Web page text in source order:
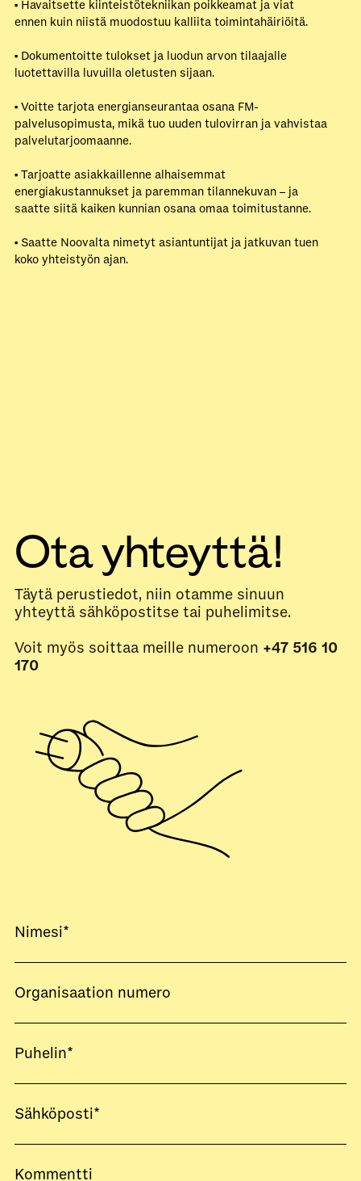
• Havaitsette kiinteistötekniikan poikkeamat ja viat
ennen kuin niistä muodostuu kalliita toimintahäiriöitä.
• Dokumentoitte tulokset ja luodun arvon tilaajalle
luotettavilla luvuilla oletusten sijaan.
• Voitte tarjota energianseurantaa osana FM-
palvelusopimusta, mikä tuo uuden tulovirran ja vahvistaa
palvelutarjoomaanne.
• Tarjoatte asiakkaillenne alhaisemmat
energiakustannukset ja paremman tilannekuvan – ja
saatte siitä kaiken kunnian osana omaa toimitustanne.
• Saatte Noovalta nimetyt asiantuntijat ja jatkuvan tuen
koko yhteistyön ajan.
Ota yhteyttä!
Täytä perustiedot, niin otamme sinuun
yhteyttä sähköpostitse tai puhelimitse.
Voit myös soittaa meille numeroon +47 516 10
170